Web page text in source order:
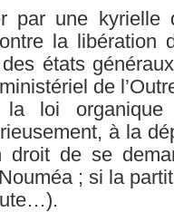
par une kyrielle
la libération
états
de
la loi
à la
droit de se
; si la